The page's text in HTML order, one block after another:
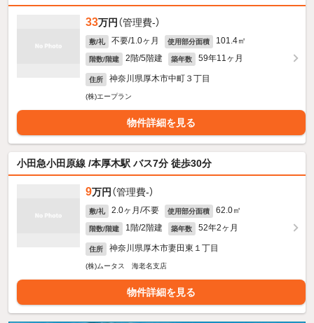
33万円 （管理費-）
敷/礼 不要/1.0ヶ月 使用部分面積 101.4㎡
階数/階建 2階/5階建 築年数 59年11ヶ月
住所 神奈川県厚木市中町３丁目
(株)エープラン
物件詳細を見る
小田急小田原線 /本厚木駅 バス7分 徒歩30分
9万円 （管理費-）
敷/礼 2.0ヶ月/不要 使用部分面積 62.0㎡
階数/階建 1階/2階建 築年数 52年2ヶ月
住所 神奈川県厚木市妻田東１丁目
(株)ムータス 海老名支店
物件詳細を見る